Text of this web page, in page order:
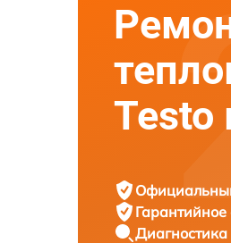
Testo
Диагностика